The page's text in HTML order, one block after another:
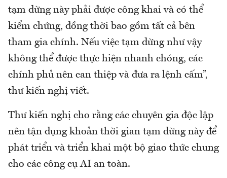
tạm dừng này phải được công khai và có thể
kiểm chứng, đồng thời bao gồm tất cả bên
tham gia chính. Nếu việc tạm dừng như vậy
không thể được thực hiện nhanh chóng, các
chính phủ nên can thiệp và đưa ra lệnh cấm”,
thư kiến nghị viết.
Thư kiến nghị cho rằng các chuyên gia độc lập
nên tận dụng khoản thời gian tạm dừng này để
phát triển và triển khai một bộ giao thức chung
cho các công cụ AI an toàn.